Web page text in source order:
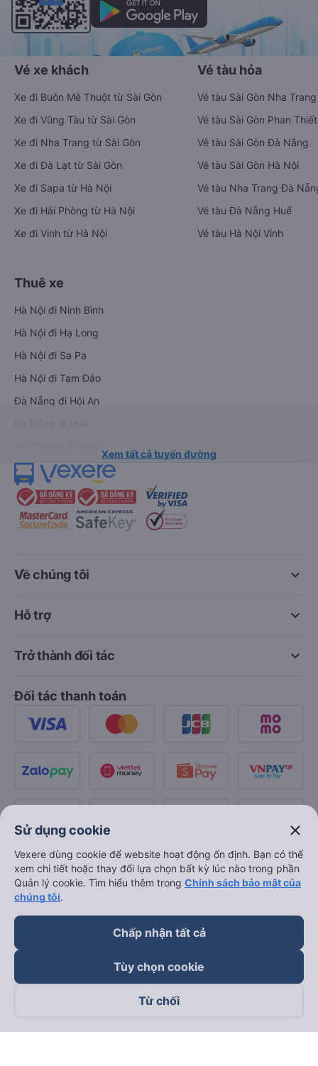
Vé xe khách
Xe đi Buôn Mê Thuột từ Sài Gòn
Xe đi Vũng Tàu từ Sài Gòn
Xe đi Nha Trang từ Sài Gòn
Xe đi Đà Lạt từ Sài Gòn
Xe đi Sapa từ Hà Nội
Xe đi Hải Phòng từ Hà Nội
Xe đi Vinh từ Hà Nội
Vé tàu hỏa
Vé tàu Sài Gòn Nha Trang
Vé tàu Sài Gòn Phan Thiết
Vé tàu Sài Gòn Đà Nẵng
Vé tàu Sài Gòn Hà Nội
Vé tàu Nha Trang Đà
Vé tàu Đà Nẵng Huế
Vé tàu Hà Nội Vinh
Thuê xe
Hà Nội đi Ninh Bình
Hà Nội đi Hạ Long
Hà Nội đi Sa Pa
Hà Nội đi Tam Đảo
Đà Nẵng đi Hội An
Xem tất cả tuyến đường
keyboard_arrow_down
Về chúng tôi
keyboard_arrow_down
Hỗ trợ
keyboard_arrow_down
Trở thành đối tác
Đối tác thanh toán
Facebook Tiktok Youtube
Sử dụng cookie close
Vexere dùng cookie để website hoạt động ổn định. Bạn có thể
xem chi tiết hoặc thay đổi lựa chọn bất kỳ lúc nào trong phần
Quản lý cookie. Tìm hiểu thêm trong Chính sách bảo mật của
chúng tôi.
Chấp nhận tất cả
Tùy chọn cookie
Từ chối